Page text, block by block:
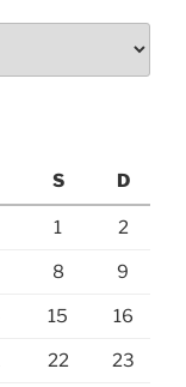
S D
1 2
8 9
15 16
22 23